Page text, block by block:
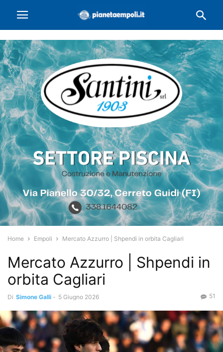
Home Empoli Mercato Azzurro | Shpendi in orbita Cagliari
Mercato Azzurro | Shpendi in
orbita Cagliari
Di Simone Galli - 5 Giugno 2026 51